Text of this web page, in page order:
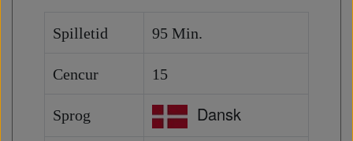
Spilletid 95 Min.
Cencur 15
Sprog Dansk